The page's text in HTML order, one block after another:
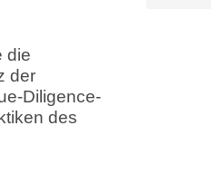
die
der
Diligence-
des